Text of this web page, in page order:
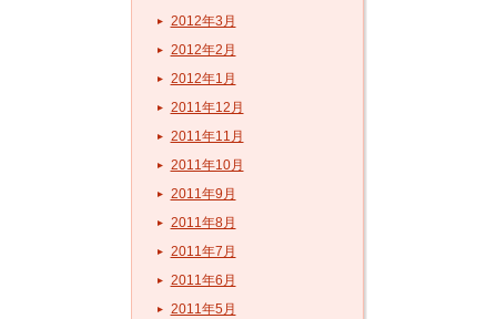
2012年3月
2012年2月
2012年1月
2011年12月
2011年11月
2011年10月
2011年9月
2011年8月
2011年7月
2011年6月
2011年5月